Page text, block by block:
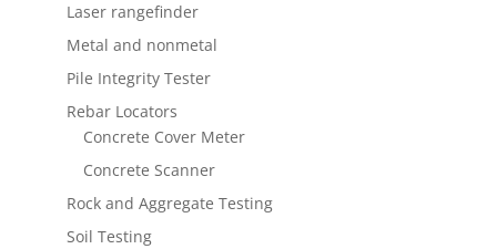
Laser rangefinder
Metal and nonmetal
Pile Integrity Tester
Rebar Locators
Concrete Cover Meter
Concrete Scanner
Rock and Aggregate Testing
Soil Testing